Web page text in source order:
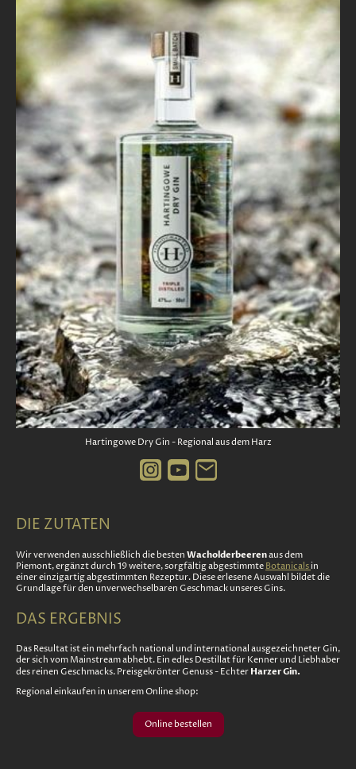
Hartingowe Dry Gin - Regional aus dem Harz
DIE ZUTATEN
Wir verwenden ausschließlich die besten Wacholderbeerenaus dem
Piemont, ergänzt durch 19 weitere, sorgfältig abgestimmte Botanicals in
einer einzigartig abgestimmten Rezeptur. Diese erlesene Auswahl bildet die
Grundlage für den unverwechselbaren Geschmack unseres Gins.
DAS ERGEBNIS
Das Resultat ist ein mehrfach national und international ausgezeichneterGin,
der sich vom Mainstream abhebt. Ein edles Destillat für Kenner und Liebhaber
des reinen Geschmacks. Preisgekrönter Genuss - Echter Harzer Gin.
Regional einkaufen in unserem Online shop:
Online bestellen